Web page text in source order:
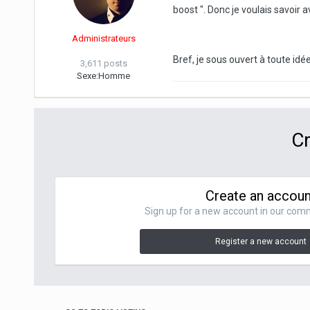
Administrateurs
3,611 posts
Sexe:Homme
boost ". Donc je voulais savoir
Bref, je sous ouvert à toute
Create an
Sign up for a new account in our
Register a new account